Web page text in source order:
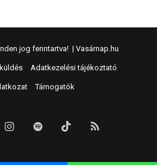
jog fenntartva! | Vasárnap.hu
Adatkezelési tájékoztató
Támogatók
Instagram
Spotify TikTok